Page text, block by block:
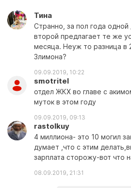
Тина
Странно, за пол года одной
второй предлагает те же
месяца. Неуж то разница в
3лимона?
09.09.2019, 10:22
smotritel
отдел ЖКХ во главе с
муток в этом году
09.09.2019, 09:13
rastolkuy
4 миллиона- это 10 могил
думает ,что с этим
зарплата сторожу-вот что
08.09.2019, 21:31